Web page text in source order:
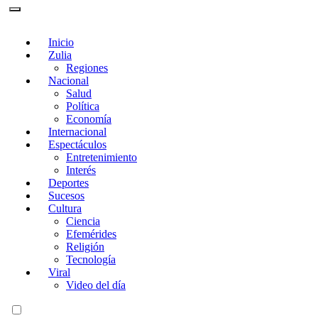
Inicio
Zulia
Regiones
Nacional
Salud
Política
Economía
Internacional
Espectáculos
Entretenimiento
Interés
Deportes
Sucesos
Cultura
Ciencia
Efemérides
Religión
Tecnología
Viral
Video del día